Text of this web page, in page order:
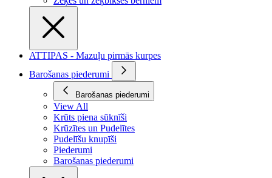
ATTIPAS - Mazuļu pirmās kurpes
Barošanas piederumi
Barošanas piederumi
View All
Krūts piena sūknīši
Krūzītes un Pudelītes
Pudelīšu knupīši
Piederumi
Barošanas piederumi